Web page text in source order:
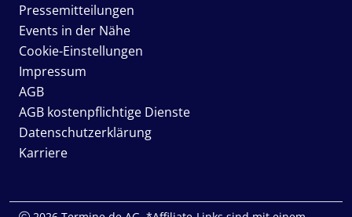
Pressemitteilungen
Events in der Nähe
Cookie-Einstellungen
Impressum
AGB
AGB kostenpflichtige Dienste
Datenschutzerklärung
Karriere